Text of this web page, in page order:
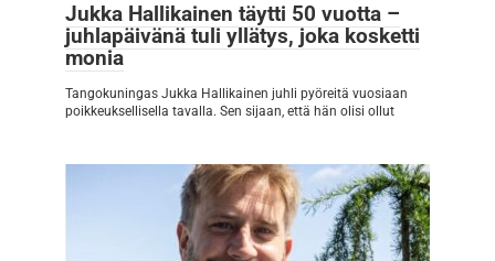
Jukka Hallikainen täytti 50 vuotta –
juhlapäivänä tuli yllätys, joka kosketti
monia
Tangokuningas Jukka Hallikainen juhli pyöreitä vuosiaan
poikkeuksellisella tavalla. Sen sijaan, että hän olisi ollut